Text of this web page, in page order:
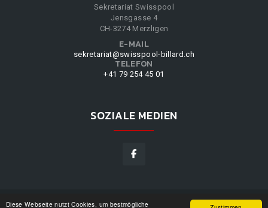
Diese Webseite nutzt Cookies, um bestmögliche
Sekretariat Swisspool
Jensgasse 4
CH-3274 Merzligen
E-MAIL
sekretariat@swisspool-billard.ch
TELEFON
+41 79 254 45 01
SOZIALE MEDIEN